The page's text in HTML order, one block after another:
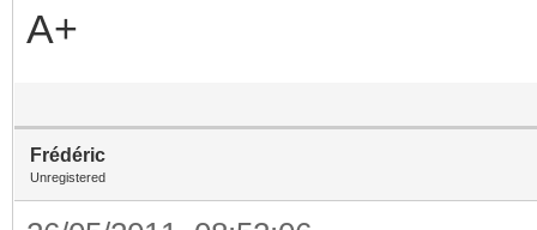
A+
Frédéric
Unregistered